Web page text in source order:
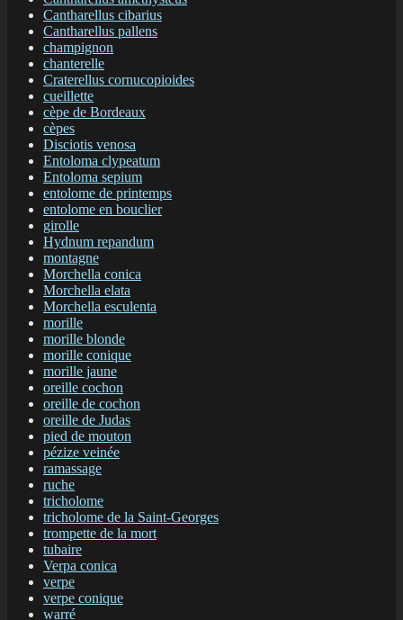
Cantharellus cibarius
Cantharellus pallens
champignon
chanterelle
Craterellus cornucopioides
cueillette
cèpe de Bordeaux
cèpes
Disciotis venosa
Entoloma clypeatum
Entoloma sepium
entolome de printemps
entolome en bouclier
girolle
Hydnum repandum
montagne
Morchella conica
Morchella elata
Morchella esculenta
morille
morille blonde
morille conique
morille jaune
oreille cochon
oreille de cochon
oreille de Judas
pied de mouton
pézize veinée
ramassage
ruche
tricholome
tricholome de la Saint-Georges
trompette de la mort
tubaire
Verpa conica
verpe
verpe conique
warré